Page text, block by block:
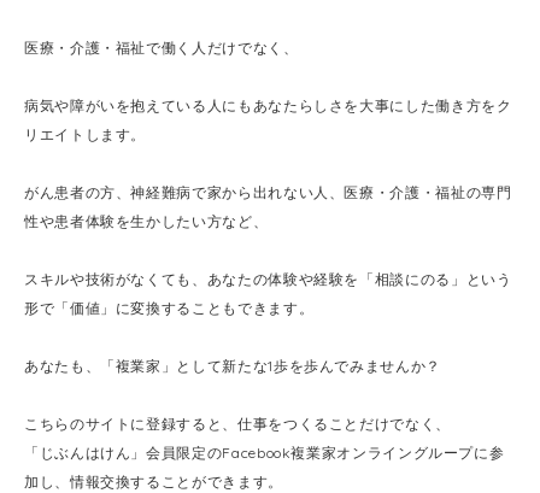
医療・介護・福祉で働く人だけでなく、
病気や障がいを抱えている人にもあなたらしさを大事にした働き方をク
リエイトします。
がん患者の方、神経難病で家から出れない人、医療・介護・福祉の専門
性や患者体験を生かしたい方など、
スキルや技術がなくても、あなたの体験や経験を「相談にのる」という
形で「価値」に変換することもできます。
あなたも、「複業家」として新たな1歩を歩んでみませんか？
こちらのサイトに登録すると、仕事をつくることだけでなく、
「じぶんはけん」会員限定のFacebook複業家オンライングループに参
加し、情報交換することができます。